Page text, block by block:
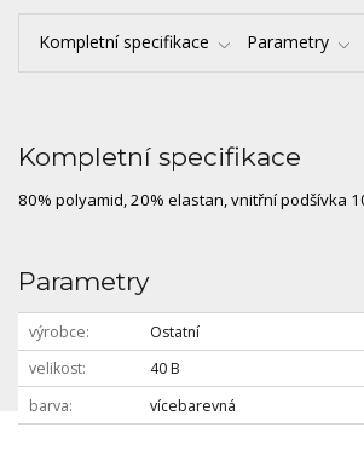
Kompletní specifikace Parametry
Kompletní specifikace
80% polyamid, 20% elastan, vnitřní podšívka
Parametry
výrobce
Ostatní
velikost
40 B
barva
vícebarevná